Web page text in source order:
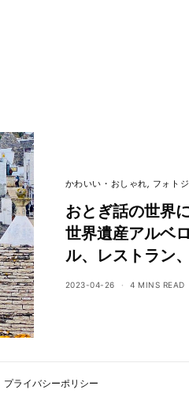
かわいい・おしゃれ フォト
おとぎ話の世界
世界遺産アルベ
ル、レストラン
2023-04-26 4 MINS READ
プライバシーポリシー